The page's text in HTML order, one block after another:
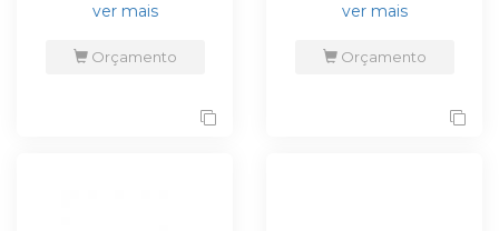
ver mais
Orçamento
ver mais
Orçamento